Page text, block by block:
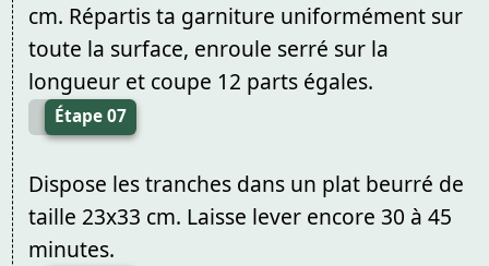
cm. Répartis ta garniture uniformément sur
toute la surface, enroule serré sur la
longueur et coupe 12 parts égales.
Étape 07
Dispose les tranches dans un plat beurré de
taille 23x33 cm. Laisse lever encore 30 à 45
minutes.